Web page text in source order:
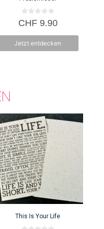
0
v
5
CHF9.90
Jetzt entdecken
This Is Your Life